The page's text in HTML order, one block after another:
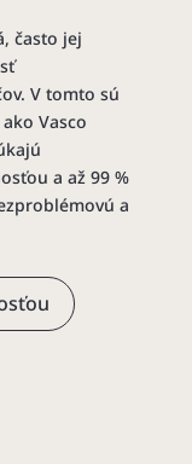
často jej
V tomto sú
Vasco
a až 99 %
a